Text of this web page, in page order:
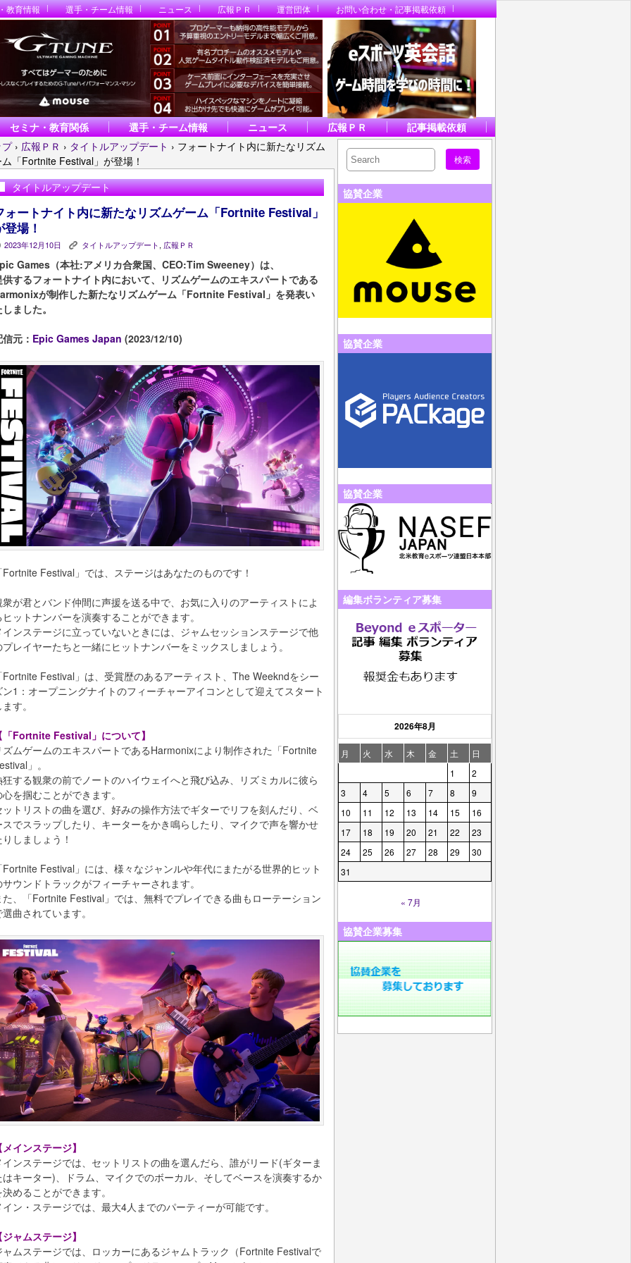
教育情報 選手・チーム情報 ニュース 広報ＰＲ 運営団体 お問い合わせ・記事掲載依頼
セミナ・教育関係 選手・チーム情報 ニュース 広報ＰＲ
記事掲載依頼
› 広報ＰＲ › タイトルアップデート › フォートナイト内に新たなリズム
「Fortnite Festival」が登場！
タイトルアップデート
ォートナイト内に新たなリズムゲーム「Fortnite Festival」
登場！
2023年12月10日 K タイトルアップデート, 広報ＰＲ
Games（本社:アメリカ合衆国、CEO:Tim Sweeney）は、
供するフォートナイト内において、リズムゲームのエキスパートである
が制作した新たなリズムゲーム「Fortnite Festival」を発表い
ました。
元： Epic Games Japan (2023/12/10)
Fortnite Festival」では、ステージはあなたのものです！
衆が君とバンド仲間に声援を送る中で、お気に入りのアーティストによ
ヒットナンバーを演奏することができます。
インステージに立っていないときには、ジャムセッションステージで他
プレイヤーたちと一緒にヒットナンバーをミックスしましょう。
Fortnite Festival」は、受賞歴のあるアーティスト、The Weekndをシー
ン1：オープニングナイトのフィーチャーアイコンとして迎えてスタート
す。
「Fortnite Festival」について】
ズムゲームのエキスパートであるHarmonixにより制作された「Fortnite
」。
狂する観衆の前でノートのハイウェイへと飛び込み、リズミカルに彼ら
を掴むことができます。
ットリストの曲を選び、好みの操作方法でギターでリフを刻んだり、ベ
スでスラップしたり、キーターをかき鳴らしたり、マイクで声を響かせ
しましょう！
Fortnite Festival」には、様々なジャンルや年代にまたがる世界的ヒット
サウンドトラックがフィーチャーされます。
た、「Fortnite Festival」では、無料でプレイできる曲もローテーション
曲されています。
インステージ】
インステージでは、セットリストの曲を選んだら、誰がリード(ギターま
はキーター)、ドラム、マイクでのボーカル、そしてベースを演奏するか
めることができます。
イン・ステージでは、最大4人までのパーティーが可能です。
ャムステージ】
ャムステージでは、ロッカーにあるジャムトラック（Fortnite Festivalで
協賛企業
協賛企業
協賛企業
編集ボランティア募集
2026年8月
月 火 水 木 金 土
日
1
2
3
4 5 6 7 8
9
10
11 12 13 14 15
16
17
18 19 20 21 22
23
24
25 26 27 28 29
30
31
« 7月
協賛企業募集